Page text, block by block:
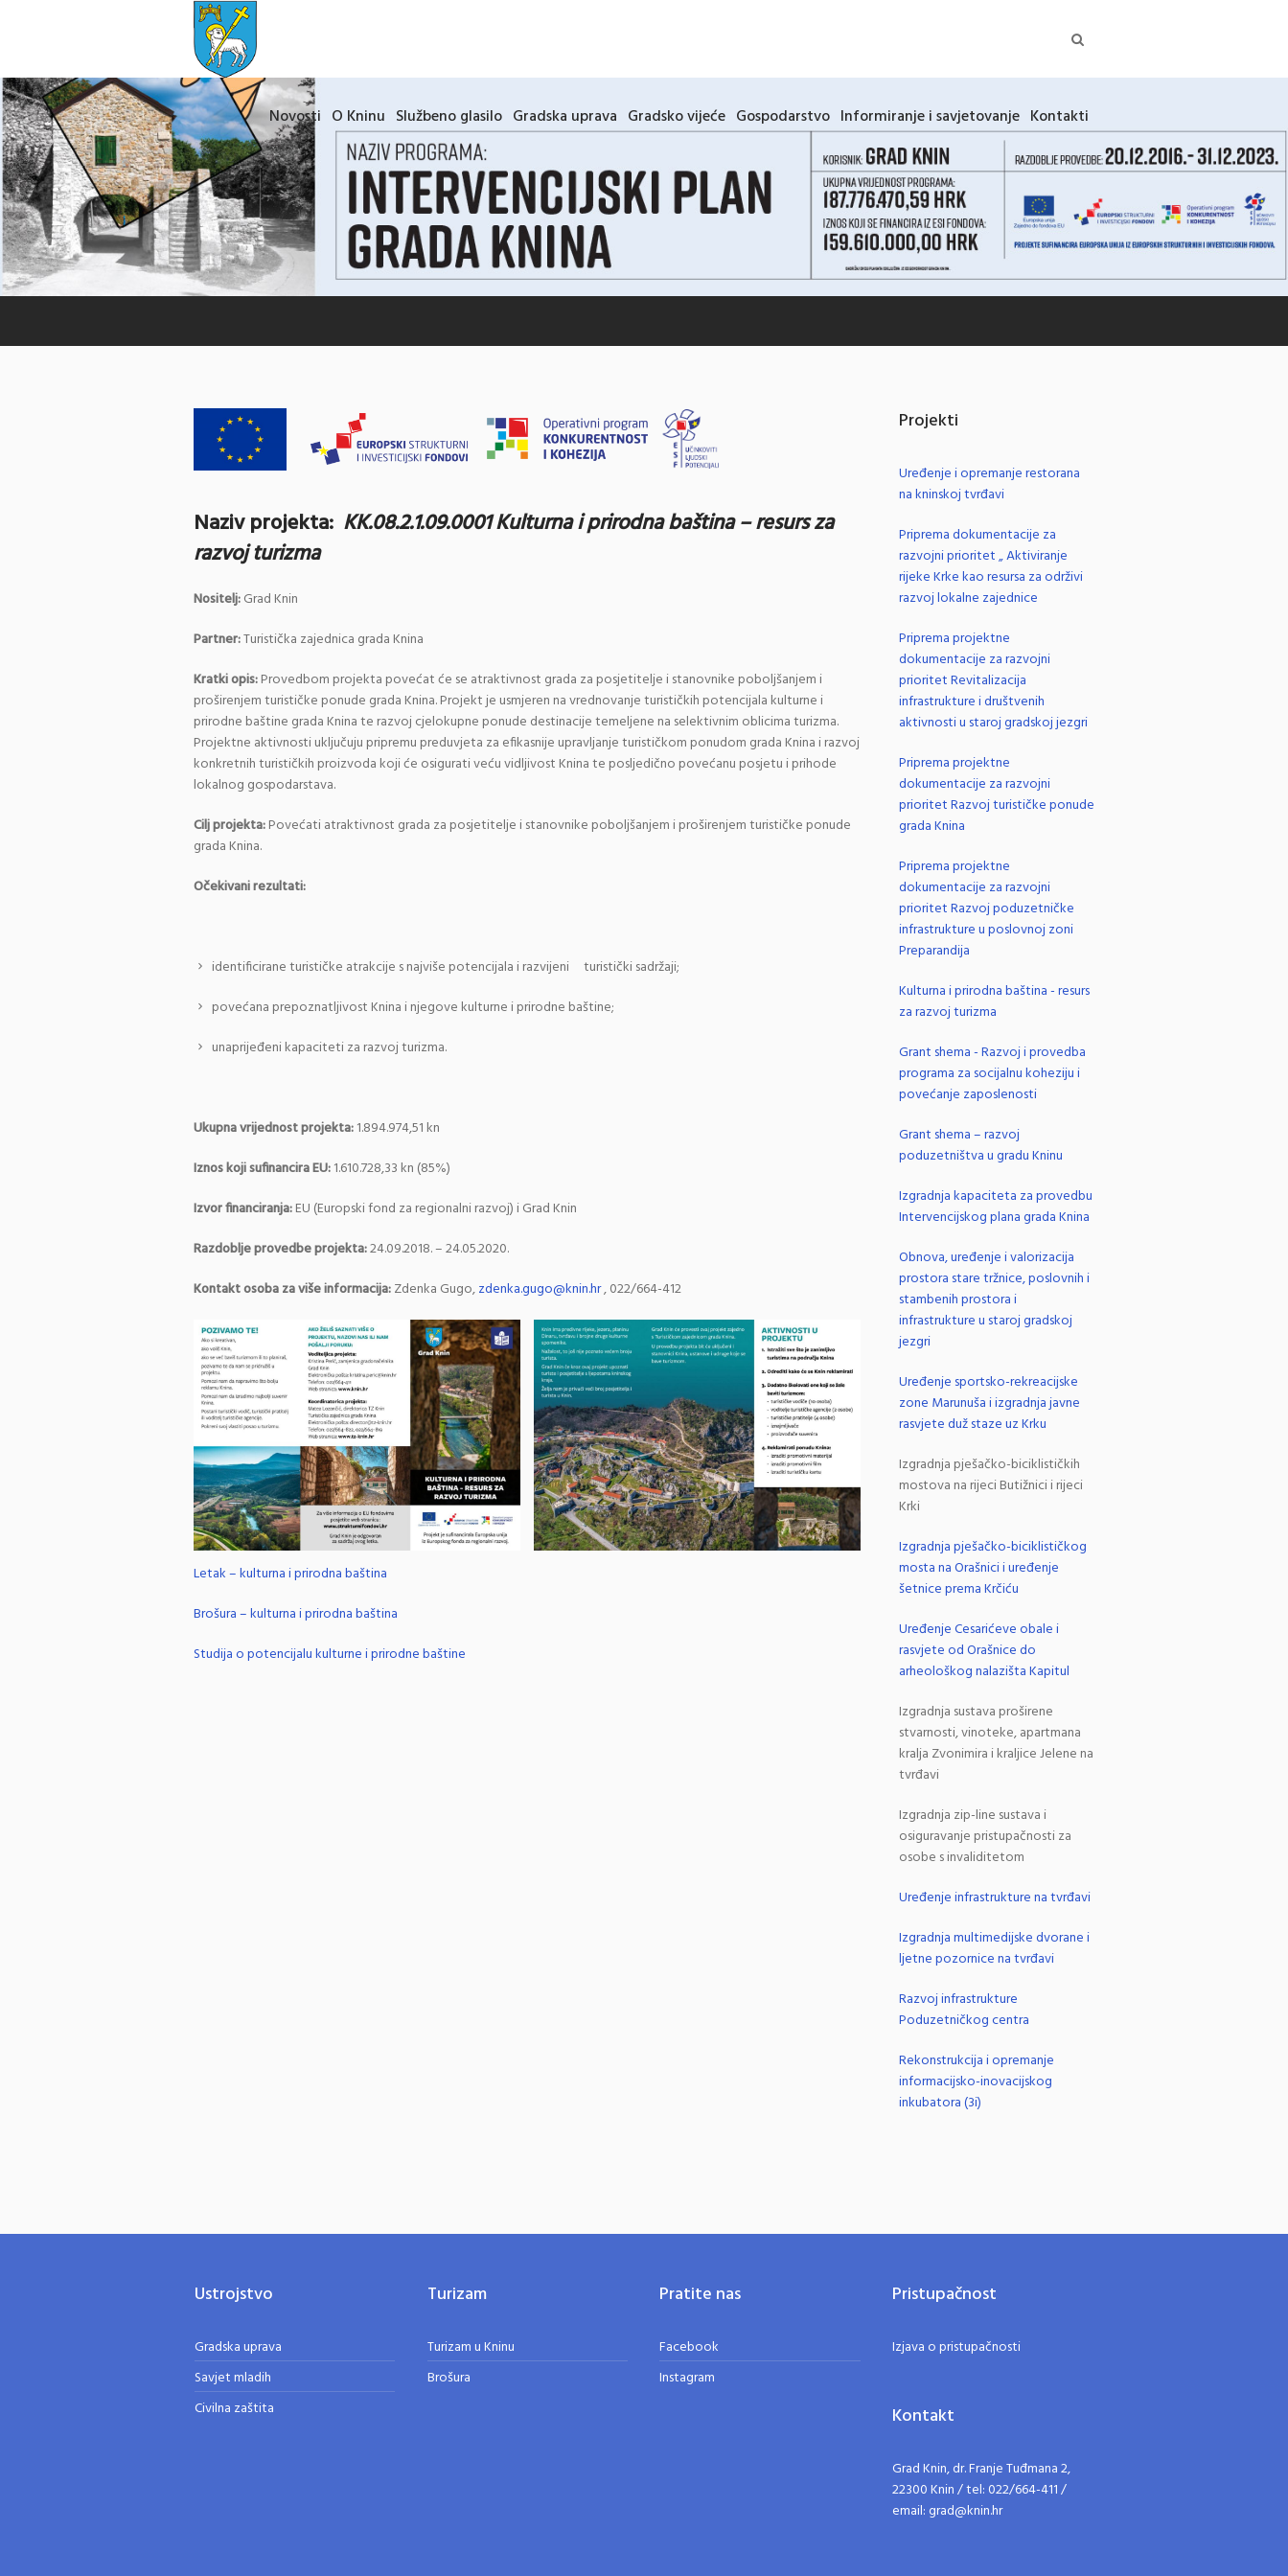
Novosti O Kninu Službeno glasilo Gradska uprava Gradsko vijeće Gospodarstvo Informiranje i savjetovanje Kontakti
Naziv projekta: KK.08.2.1.09.0001Kulturna i prirodna baština – resurs za
razvoj turizma
Nositelj:Grad Knin
Partner:Turistička zajednica grada Knina
Kratki opis:Provedbom projekta povećat će se atraktivnost grada za posjetitelje i stanovnike poboljšanjem i
proširenjem turističke ponude grada Knina. Projekt je usmjeren na vrednovanje turističkih potencijala kulturne i
prirodne baštine grada Knina te razvoj cjelokupne ponude destinacije temeljene na selektivnim oblicima turizma.
Projektne aktivnosti uključuju pripremu preduvjeta za efikasnije upravljanje turističkom ponudom grada Knina i razvoj
konkretnih turističkih proizvoda koji će osigurati veću vidljivost Knina te posljedično povećanu posjetu i prihode
lokalnog gospodarstava.
Cilj projekta:Povećati atraktivnost grada za posjetitelje i stanovnike poboljšanjem i proširenjem turističke ponude
grada Knina.
Očekivani rezultati:
identificirane turističke atrakcije s najviše potencijala i razvijeni
turistički sadržaji;
povećana prepoznatljivost Knina i njegove kulturne i prirodne baštine;
unaprijeđeni kapaciteti za razvoj turizma.
Ukupna vrijednost projekta:1.894.974,51 kn
Iznos koji sufinancira EU:1.610.728,33 kn (85%)
Izvor financiranja:EU (Europski fond za regionalni razvoj) i Grad Knin
Razdoblje provedbe projekta:24.09.2018. – 24.05.2020.
Kontakt osoba za više informacija:Zdenka Gugo,zdenka.gugo@knin.hr, 022/664-412
Letak – kulturna i prirodna baština
Brošura – kulturna i prirodna baština
Studija o potencijalu kulturne i prirodne baštine
Projekti
Uređenje i opremanje restorana
na kninskoj tvrđavi
Priprema dokumentacije za
razvojni prioritet „ Aktiviranje
rijeke Krke kao resursa za održivi
razvoj lokalne zajednice
Priprema projektne
dokumentacije za razvojni
prioritet Revitalizacija
infrastrukture i društvenih
aktivnosti u staroj gradskoj jezgri
Priprema projektne
dokumentacije za razvojni
prioritet Razvoj turističke ponude
grada Knina
Priprema projektne
dokumentacije za razvojni
prioritet Razvoj poduzetničke
infrastrukture u poslovnoj zoni
Preparandija
Kulturna i prirodna baština - resurs
za razvoj turizma
Grant shema - Razvoj i provedba
programa za socijalnu koheziju i
povećanje zaposlenosti
Grant shema – razvoj
poduzetništva u gradu Kninu
Izgradnja kapaciteta za provedbu
Intervencijskog plana grada Knina
Obnova, uređenje i valorizacija
prostora stare tržnice, poslovnih i
stambenih prostora i
infrastrukture u staroj gradskoj
jezgri
Uređenje sportsko-rekreacijske
zone Marunuša i izgradnja javne
rasvjete duž staze uz Krku
Izgradnja pješačko-biciklističkih
mostova na rijeci Butižnici i rijeci
Krki
Izgradnja pješačko-biciklističkog
mosta na Orašnici i uređenje
šetnice prema Krčiću
Uređenje Cesarićeve obale i
rasvjete od Orašnice do
arheološkog nalazišta Kapitul
Izgradnja sustava proširene
stvarnosti, vinoteke, apartmana
kralja Zvonimira i kraljice Jelene na
tvrđavi
Izgradnja zip-line sustava i
osiguravanje pristupačnosti za
osobe s invaliditetom
Uređenje infrastrukture na tvrđavi
Izgradnja multimedijske dvorane i
ljetne pozornice na tvrđavi
Razvoj infrastrukture
Poduzetničkog centra
Rekonstrukcija i opremanje
informacijsko-inovacijskog
inkubatora (3i)
Ustrojstvo
Gradska uprava
Savjet mladih
Civilna zaštita
Turizam
Turizam u Kninu
Brošura
Pratite nas
Facebook
Instagram
Pristupačnost
Izjava o pristupačnosti
Kontakt
Grad Knin, dr. Franje Tuđmana 2,
22300 Knin / tel: 022/664-411 /
email: grad@knin.hr